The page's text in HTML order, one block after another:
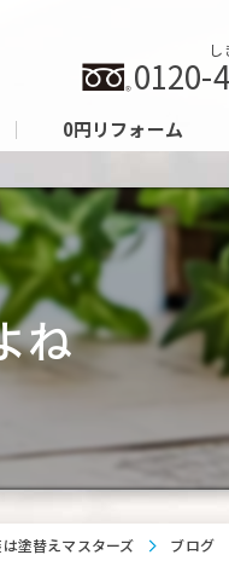
0120-
0円リフォーム
ね
塗替えマスターズ ブログ